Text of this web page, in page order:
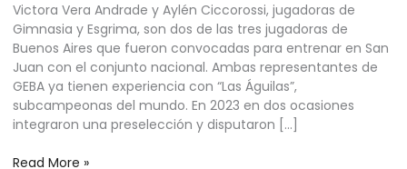
Victora Vera Andrade y Aylén Ciccorossi, jugadoras de
Gimnasia y Esgrima, son dos de las tres jugadoras de
Buenos Aires que fueron convocadas para entrenar en San
Juan con el conjunto nacional. Ambas representantes de
GEBA ya tienen experiencia con “Las Águilas”,
subcampeonas del mundo. En 2023 en dos ocasiones
integraron una preselección y disputaron […]
Read More »